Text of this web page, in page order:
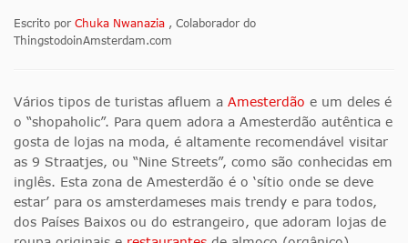
Escrito por Chuka Nwanazia , Colaborador do
ThingstodoinAmsterdam.com
Vários tipos de turistas afluem a Amesterdão e um deles é
o “shopaholic”. Para quem adora a Amesterdão autêntica e
gosta de lojas na moda, é altamente recomendável visitar
as 9 Straatjes, ou “Nine Streets”, como são conhecidas em
inglês. Esta zona de Amesterdão é o ‘sítio onde se deve
estar’ para os amsterdameses mais trendy e para todos,
dos Países Baixos ou do estrangeiro, que adoram lojas de